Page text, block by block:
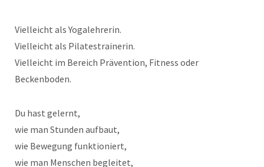
Vielleicht als Yogalehrerin.
Vielleicht als Pilatestrainerin.
Vielleicht im Bereich Prävention, Fitness oder
Beckenboden.
Du hast gelernt,
wie man Stunden aufbaut,
wie Bewegung funktioniert,
wie man Menschen begleitet,